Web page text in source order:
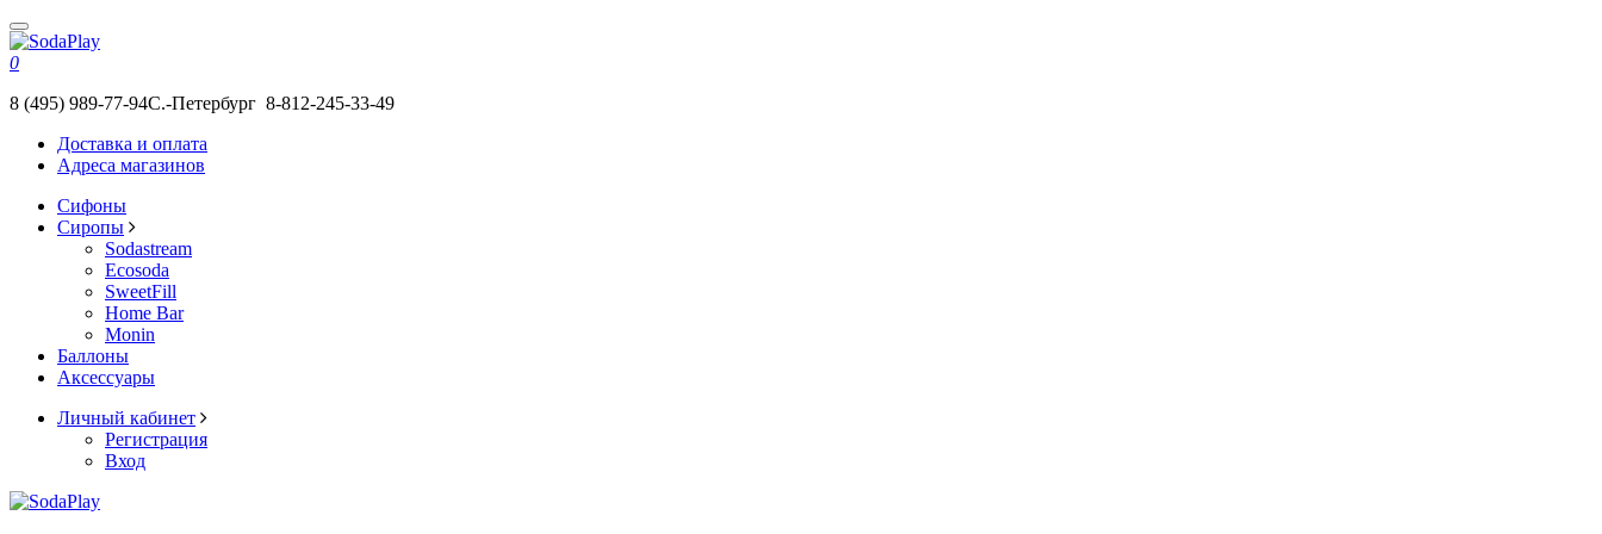
0
8 (495) 989-77-94С.-Петербург 8-812-245-33-49
Доставка и оплата
Адреса магазинов
Сифоны
Сиропы
Sodastream
Ecosoda
SweetFill
Home Bar
Monin
Баллоны
Аксессуары
Личный кабинет
Регистрация
Вход